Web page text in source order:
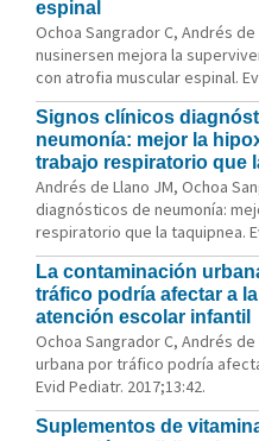
espinal
Ochoa Sangrador C, Andrés
nusinersen mejora la
con atrofia muscular espinal.
Signos clínicos
neumonía: mejor la
trabajo respiratorio que
Andrés de Llano JM, Ochoa
diagnósticos de neumonía:
respiratorio que la taquipnea.
La contaminación
tráfico podría afectar a la
atención escolar infantil
Ochoa Sangrador C, Andrés
urbana por tráfico podría
Evid Pediatr. 2017;13:42.
Suplementos de